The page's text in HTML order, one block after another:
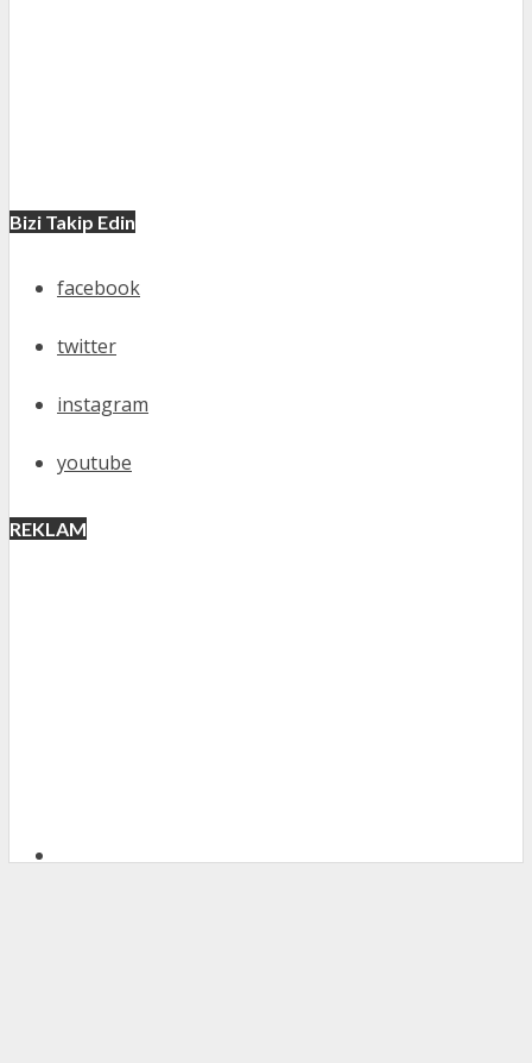
Bizi Takip Edin
facebook
twitter
instagram
youtube
REKLAM